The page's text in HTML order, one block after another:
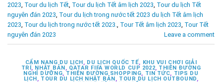
2023 Tour du lịch Tết Tour du lịch Tết âm lịch 2023 Tour du lịch Tết
nguyên đán 2023 Tour du lịch trong nước tết 2023 du lịch Tết âm lịch
2023 Tour du lịch trong nước tết 2023. Tour Tết âm lịch 2023 Tour Tết
nguyên đán 2023
Leave a comment
CẨM NANG DU LỊCH, DU LỊCH QUỐC TẾ, KHU VUI CHƠI GIẢI
TRÍ, NHẬT BẢN, QATAR FIFA WORLD CUP 2022, THIÊN ĐƯỜNG
NGHỈ DƯỠNG,THIÊN ĐƯỜNG SHOPPING, TIN TỨC, TIPS DU
LỊCH, TOUR DU LỊCH NHẬT BẢN, TOUR DU LỊCH OUTBOUND,